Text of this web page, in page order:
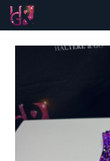
Accueil
Les Bikinis
FAQ